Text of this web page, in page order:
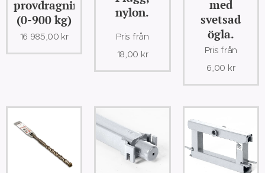
provdragning
(0-900 kg)
16 985,00 kr
nylon.
Pris från
18,00 kr
med
svetsad
ögla.
Pris från
6,00 kr